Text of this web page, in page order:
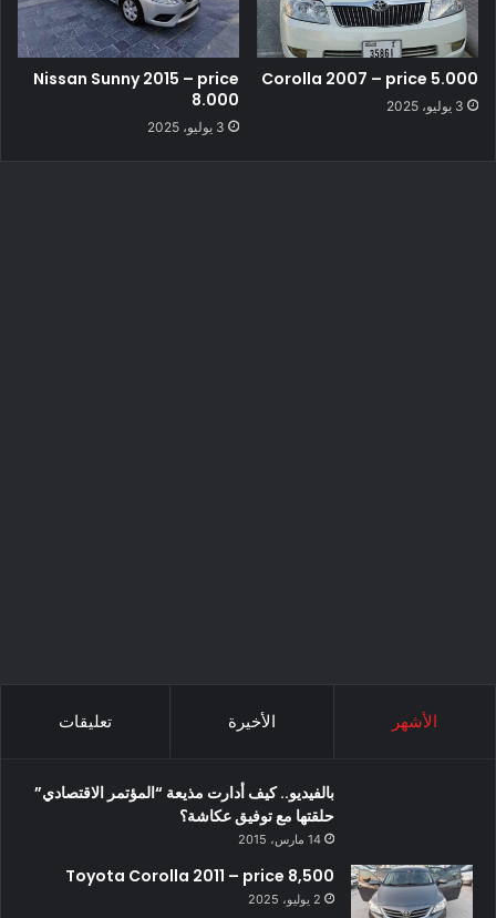
Corolla 2007 – price 5.000
3 يوليو، 2025
Nissan Sunny 2015 – price
8.000
3 يوليو، 2025
الأشهر الأخيرة تعليقات
بالفيديو.. كيف أدارت مذيعة “المؤتمر الاقتصادي”
حلقتها مع توفيق عكاشة؟
14 مارس، 2015
Toyota Corolla 2011 – price 8,500
2 يوليو، 2025